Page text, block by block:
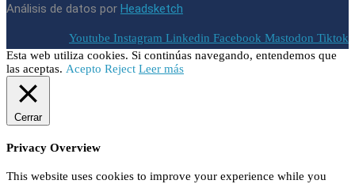
Análisis de datos por Headsketch
Youtube Instagram Linkedin Facebook Mastodon Tiktok
Esta web utiliza cookies. Si continúas navegando, entendemos que
las aceptas. Acepto Reject Leer más
Cerrar
Privacy Overview
This website uses cookies to improve your experience while you